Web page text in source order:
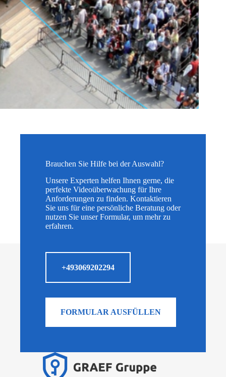
Brauchen Sie Hilfe bei der Auswahl?
Unsere Experten helfen Ihnen gerne, die
perfekte Videoüberwachung für Ihre
Anforderungen zu finden. Kontaktieren
Sie uns für eine persönliche Beratung oder
nutzen Sie unser Formular, um mehr zu
erfahren.
+493069202294
FORMULAR AUSFÜLLEN